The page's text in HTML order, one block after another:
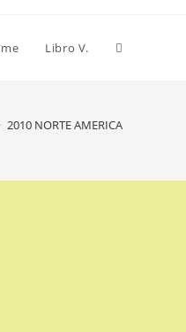
Libro V. Alternar
de
2010 NORTE AMERICA